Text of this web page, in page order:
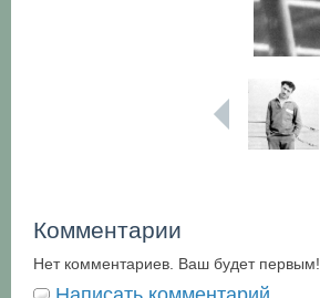
Комментарии
Нет комментариев. Ваш будет первым!